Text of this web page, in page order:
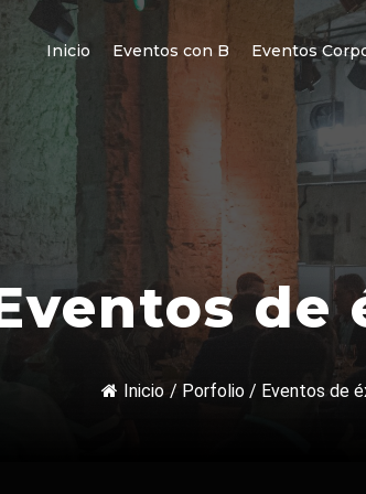
Inicio Eventos con B Eventos
de
Inicio / Porfolio / Eventos de